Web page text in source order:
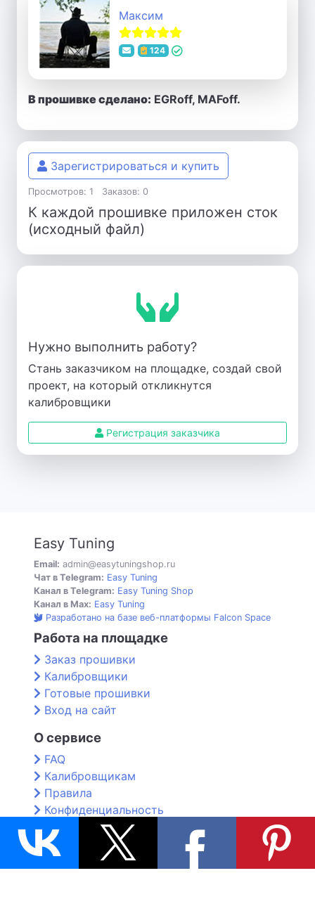
Максим
124
В прошивке сделано: EGRoff, MAFoff.
Зарегистрироваться и купить
Просмотров: 1 Заказов: 0
К каждой прошивке приложен сток
(исходный файл)
Нужно выполнить работу?
Стань заказчиком на площадке, создай свой
проект, на который откликнутся
калибровщики
Регистрация заказчика
Easy Tuning
Email: admin@easytuningshop.ru
Чат в Telegram: Easy Tuning
Канал в Telegram: Easy Tuning Shop
Канал в Max: Easy Tuning
Разработано на базе веб-платформы Falcon Space
Работа на площадке
Заказ прошивки
Калибровщики
Готовые прошивки
Вход на сайт
О сервисе
FAQ
Калибровщикам
Правила
Конфиденциальность
Контакты